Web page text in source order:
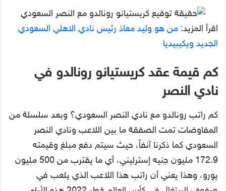
اقرأ المزيد: من هو وليد معاذ رئيس نادي الاهلي السعودي
الجديد ويكيبيديا
كم قيمة عقد كريستيانو رونالدو في
نادي النصر
كم راتب رونالدو مع نادي النصر السعودي؟ وبعد سلسلة من
المفاوضات تمت الصفقة ما بين اللاعب ونادي النصر
السعودي كما ذكرنا آنفاً، حيث سيتم دفع مبلغ وقيمته
172.9 مليون جنيه إسترليني، أي ما يقترب من 500 مليون
يورو، وهذا يعني أن راتب هذا اللاعب الذي يلعب في